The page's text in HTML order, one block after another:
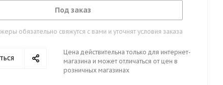
Под заказ
обязательно свяжутся с вами и уточнят условия заказа
Цена действительна только для интернет-
магазина и может отличаться от цен в
розничных магазинах